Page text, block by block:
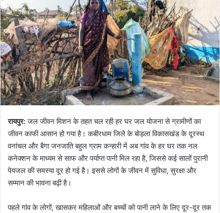
रायपुर:जल जीवन मिशन के तहत चल रही हर घर जल योजना से ग्रामीणों का
जीवन काफी आसान हो गया है। कबीरधाम जिले के बोड़ला विकासखंड के दूरस्थ
वनांचल और बैगा जनजाति बहुल ग्राम कन्हारी में अब गांव के हर घर तक नल
कनेक्शन के माध्यम से साफ और पर्याप्त पानी मिल रहा है, जिससे कई सालों पुरानी
पेयजल की समस्या दूर हो गई है। इससे लोगों के जीवन में सुविधा, सुरक्षा और
सम्मान की भावना बढ़ी है।
पहले गांव के लोगों, खासकर महिलाओं और बच्चों को पानी लाने के लिए दूर-दूर तक